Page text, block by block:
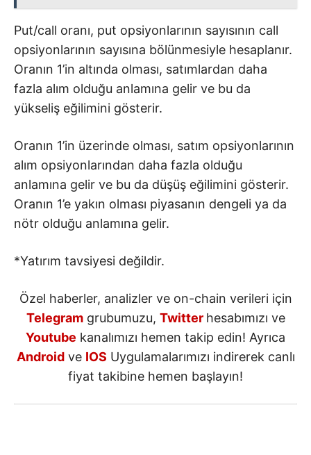
Put/call oranı, put opsiyonlarının sayısının call
opsiyonlarının sayısına bölünmesiyle hesaplanır.
Oranın 1’in altında olması, satımlardan daha
fazla alım olduğu anlamına gelir ve bu da
yükseliş eğilimini gösterir.
Oranın 1’in üzerinde olması, satım opsiyonlarının
alım opsiyonlarından daha fazla olduğu
anlamına gelir ve bu da düşüş eğilimini gösterir.
Oranın 1’e yakın olması piyasanın dengeli ya da
nötr olduğu anlamına gelir.
*Yatırım tavsiyesi değildir.
Özel haberler, analizler ve on-chain verileri için
Telegramgrubumuzu, Twitter hesabımızı ve
Youtube kanalımızı hemen takip edin! Ayrıca
Androidve IOS Uygulamalarımızı indirerek canlı
fiyat takibine hemen başlayın!